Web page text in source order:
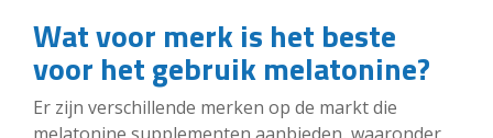
Wat voor merk is het beste
voor het gebruik melatonine?
Er zijn verschillende merken op de markt die